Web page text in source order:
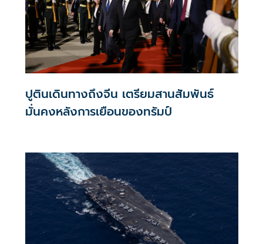
ปูตินเดินทางถึงจีน เตรียมสานสัมพันธ์
มั่นคงหลังการเยือนของทรัมป์